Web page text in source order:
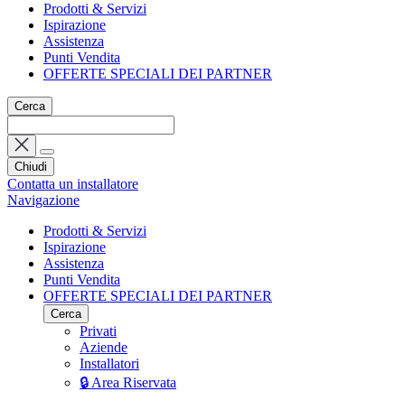
Prodotti & Servizi
Ispirazione
Assistenza
Punti Vendita
OFFERTE SPECIALI DEI PARTNER
Cerca
Chiudi
Contatta un installatore
Navigazione
Prodotti & Servizi
Ispirazione
Assistenza
Punti Vendita
OFFERTE SPECIALI DEI PARTNER
Cerca
Privati
Aziende
Installatori
🔒 Area Riservata